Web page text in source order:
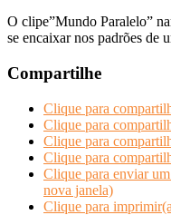
O clipe”Mundo Paralelo”
se encaixar nos padrões de
Compartilhe
Clique para
Clique para
Clique para
Clique para
Clique para enviar
nova janela)
Clique para